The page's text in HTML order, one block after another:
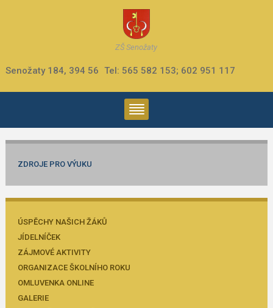
ZŠ Senožaty
Senožaty 184, 394 56 Tel: 565 582 153; 602 951 117
ZDROJE PRO VÝUKU
ÚSPĚCHY NAŠICH ŽÁKŮ
JÍDELNÍČEK
ZÁJMOVÉ AKTIVITY
ORGANIZACE ŠKOLNÍHO ROKU
OMLUVENKA ONLINE
GALERIE